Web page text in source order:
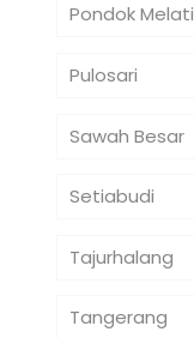
Pondok Melati
Pulosari
Sawah Besar
Setiabudi
Tajurhalang
Tangerang